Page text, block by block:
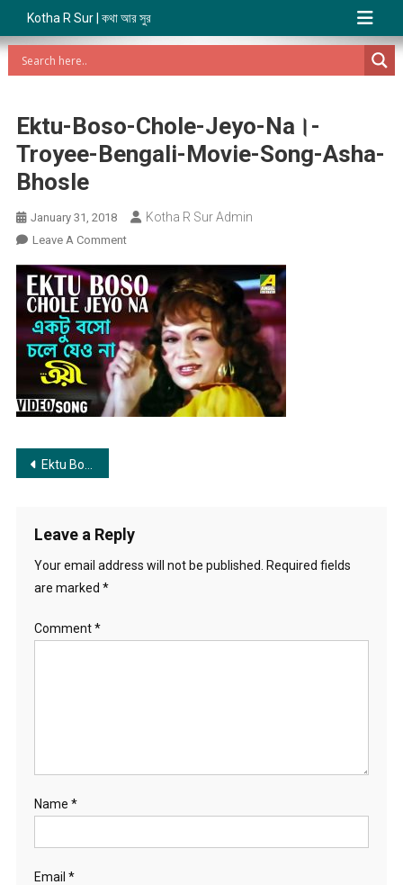
Kotha R Sur | কথা আর সুর
Ektu-Boso-Chole-Jeyo-Na।-
Troyee-Bengali-Movie-Song-Asha-
Bhosle
January 31, 2018 Kotha R Sur Admin
Leave A CommentOn
Boso-
Chole-
Jeyo-
Na।-
Troyee-
Bengali-
Movie-
Post
Ektu Boso Chole Jeona | একটু বোসো চলে যেও না
Leave a Reply
Your email address will not be published.
Required fields
are marked *
Comment*
Name *
Email *